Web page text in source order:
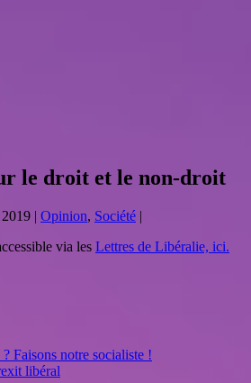
le droit et le non-droit
| Opinion, Société |
via les Lettres de Libéralie, ici.
Faisons notre socialiste !
libéral